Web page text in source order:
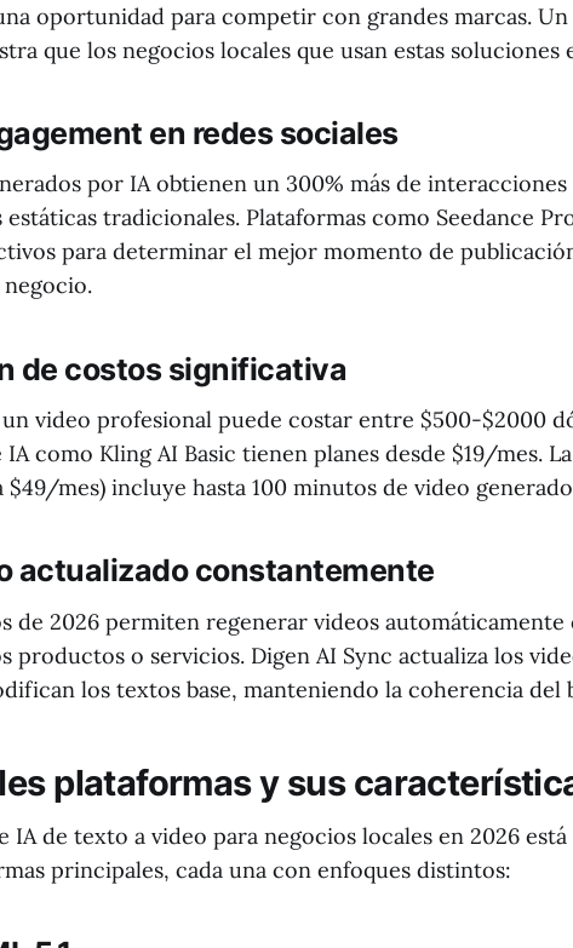
oportunidad para competir con grandes marcas.
que los negocios locales que usan estas soluciones
en redes sociales
por IA obtienen un 300% más de interacciones
tradicionales. Plataformas como Seedance
para determinar el mejor momento de
de costos significativa
video profesional puede costar entre $500-$2000
como Kling AI Basic tienen planes desde $19/mes.
$49/mes) incluye hasta 100 minutos de video
actualizado constantemente
de 2026 permiten regenerar videos automáticamente
productos o servicios. Digen AI Sync actualiza los
los textos base, manteniendo la coherencia del
plataformas y sus
IA de texto a video para negocios locales en 2026
principales, cada una con enfoques distintos: